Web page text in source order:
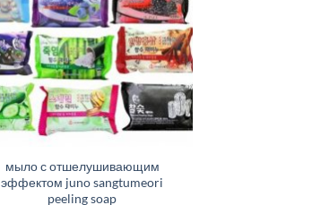
мыло с отшелушивающим
эффектом juno sangtumeori
peeling soap